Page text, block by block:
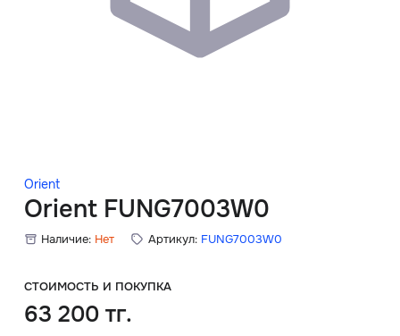
Orient
Orient FUNG7003W0
Наличие: Нет Артикул: FUNG7003W0
СТОИМОСТЬ И ПОКУПКА
63 200 тг.
Каталог
Мужские часы
Главная
О нас